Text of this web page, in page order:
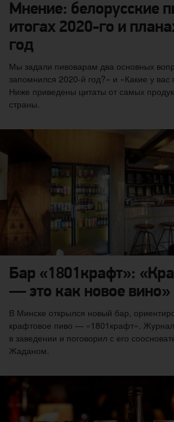
Мнение: белорусские
итогах 2020-го и
год
Мы задали пивоварам два основных
запомнился 2020-й год?» и «Какие у
Ниже приведены цитаты от самых
страны.
Бар «1801крафт»:
— это как новое вино»
В Минске открылся новый бар,
крафтовое пиво — «1801крафт».
в заведении и поговорил с его
Жаданом.